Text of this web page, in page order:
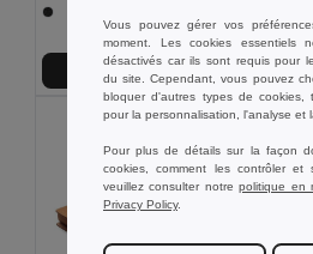
Vous pouvez gérer vos
moment. Les cookies essentiels
désactivés car ils sont requis pour
du site. Cependant, vous pouvez
bloquer d'autres types de cookies,
pour la personnalisation, l'analyse et
Pour plus de détails sur la façon
cookies, comment les contrôler et
veuillez consulter notrepolitique en
Privacy Policy.